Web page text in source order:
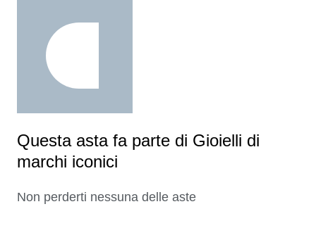
Questa asta fa parte di Gioielli di
marchi iconici
Non perderti nessuna delle aste